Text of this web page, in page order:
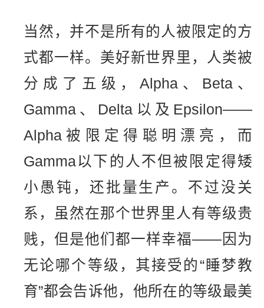
当然，并不是所有的人被限定的方
式都一样。美好新世界里，人类被
分成了五级，Alpha、Beta、
Gamma、Delta以及Epsilon——
Alpha被限定得聪明漂亮，而
Gamma以下的人不但被限定得矮
小愚钝，还批量生产。不过没关
系，虽然在那个世界里人有等级贵
贱，但是他们都一样幸福——因为
无论哪个等级，其接受的“睡梦教
育”都会告诉他，他所在的等级最美